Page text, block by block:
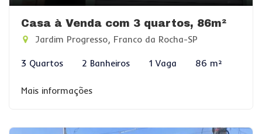
Casa à Venda com 3 quartos, 86m²
Jardim Progresso, Franco da Rocha-SP
3 Quartos 2 Banheiros 1 Vaga 86 m²
Mais informações